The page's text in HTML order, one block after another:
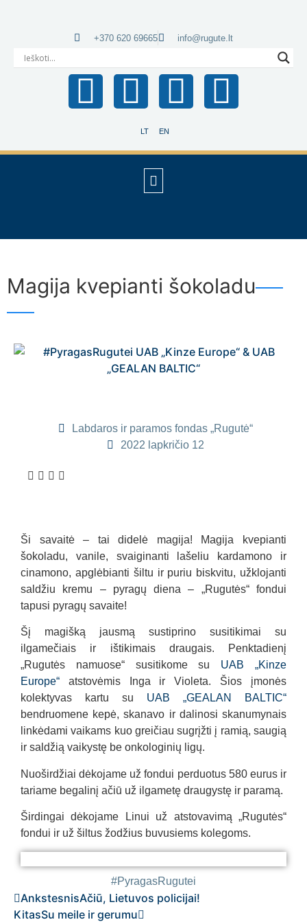
LT EN
+370 620 69665 info@rugute.lt
Magija kvepianti šokoladu
Labdaros ir paramos fondas „Rugutė“
2022 lapkričio 12
Ši savaitė – tai didelė magija! Magija kvepianti
šokoladu, vanile, svaiginanti lašeliu kardamono ir
cinamono, apglėbianti šiltu ir puriu biskvitu, užklojanti
saldžiu kremu – pyragų diena – „Rugutės“ fondui
tapusi pyragų savaite!
Šį magišką jausmą sustiprino susitikimai su
ilgamečiais ir ištikimais draugais. Penktadienį
„Rugutės namuose“ susitikome su UAB „Kinze
Europe“ atstovėmis Inga ir Violeta. Šios įmonės
kolektyvas kartu su UAB „GEALAN BALTIC“
bendruomene kepė, skanavo ir dalinosi skanumynais
linkėdami vaikams kuo greičiau sugrįžti į ramią, saugią
ir saldžią vaikystę be onkologinių ligų.
Nuoširdžiai dėkojame už fondui perduotus 580eurus ir
tariame begalinį ačiū už ilgametę draugystę ir paramą.
Širdingai dėkojame Linui už atstovavimą „Rugutės“
fondui ir už šiltus žodžius buvusiems kolegoms.
#PyragasRugutei UAB „Kinze Europe“ &
UAB „GEALAN BALTIC“
#PyragasRugutei UAB „Kinze Europe“ &
UAB „GEALAN BALTIC“
#PyragasRugutei UAB „Kinze Europe“ &
UAB „GEALAN BALTIC“
#PyragasRugutei UAB „Kinze Europe“ &
UAB „GEALAN BALTIC“
#PyragasRugutei UAB „Kinze Europe“ &
UAB „GEALAN BALTIC“
#PyragasRugutei UAB „Kinze Europe“ &
UAB „GEALAN BALTIC“
#PyragasRugutei UAB „Kinze Europe“ &
UAB „GEALAN BALTIC“
#PyragasRugutei UAB „Kinze Europe“ &
UAB „GEALAN BALTIC“
#PyragasRugutei UAB „Kinze Europe“ &
UAB „GEALAN BALTIC“
#PyragasRugutei UAB „Kinze Europe“ &
UAB „GEALAN BALTIC“
#PyragasRugutei
AnkstesnisAčiū, Lietuvos policijai!
KitasSu meile ir gerumu